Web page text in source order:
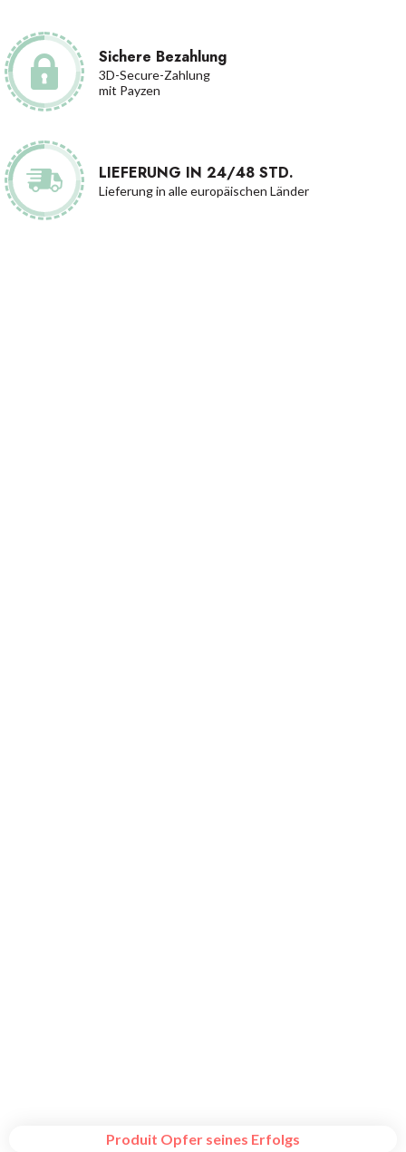
Produit Opfer seines Erfolgs
Sichere Bezahlung
3D-Secure-Zahlung
mit Payzen
LIEFERUNG IN 24/48 STD.
Lieferung in alle europäischen Länder